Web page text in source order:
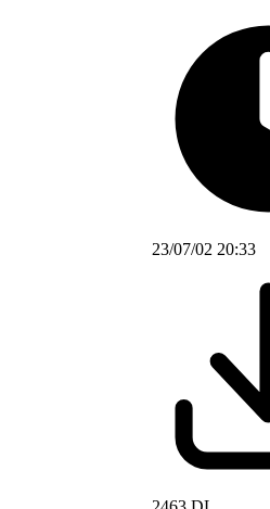
23/07/02 20:33